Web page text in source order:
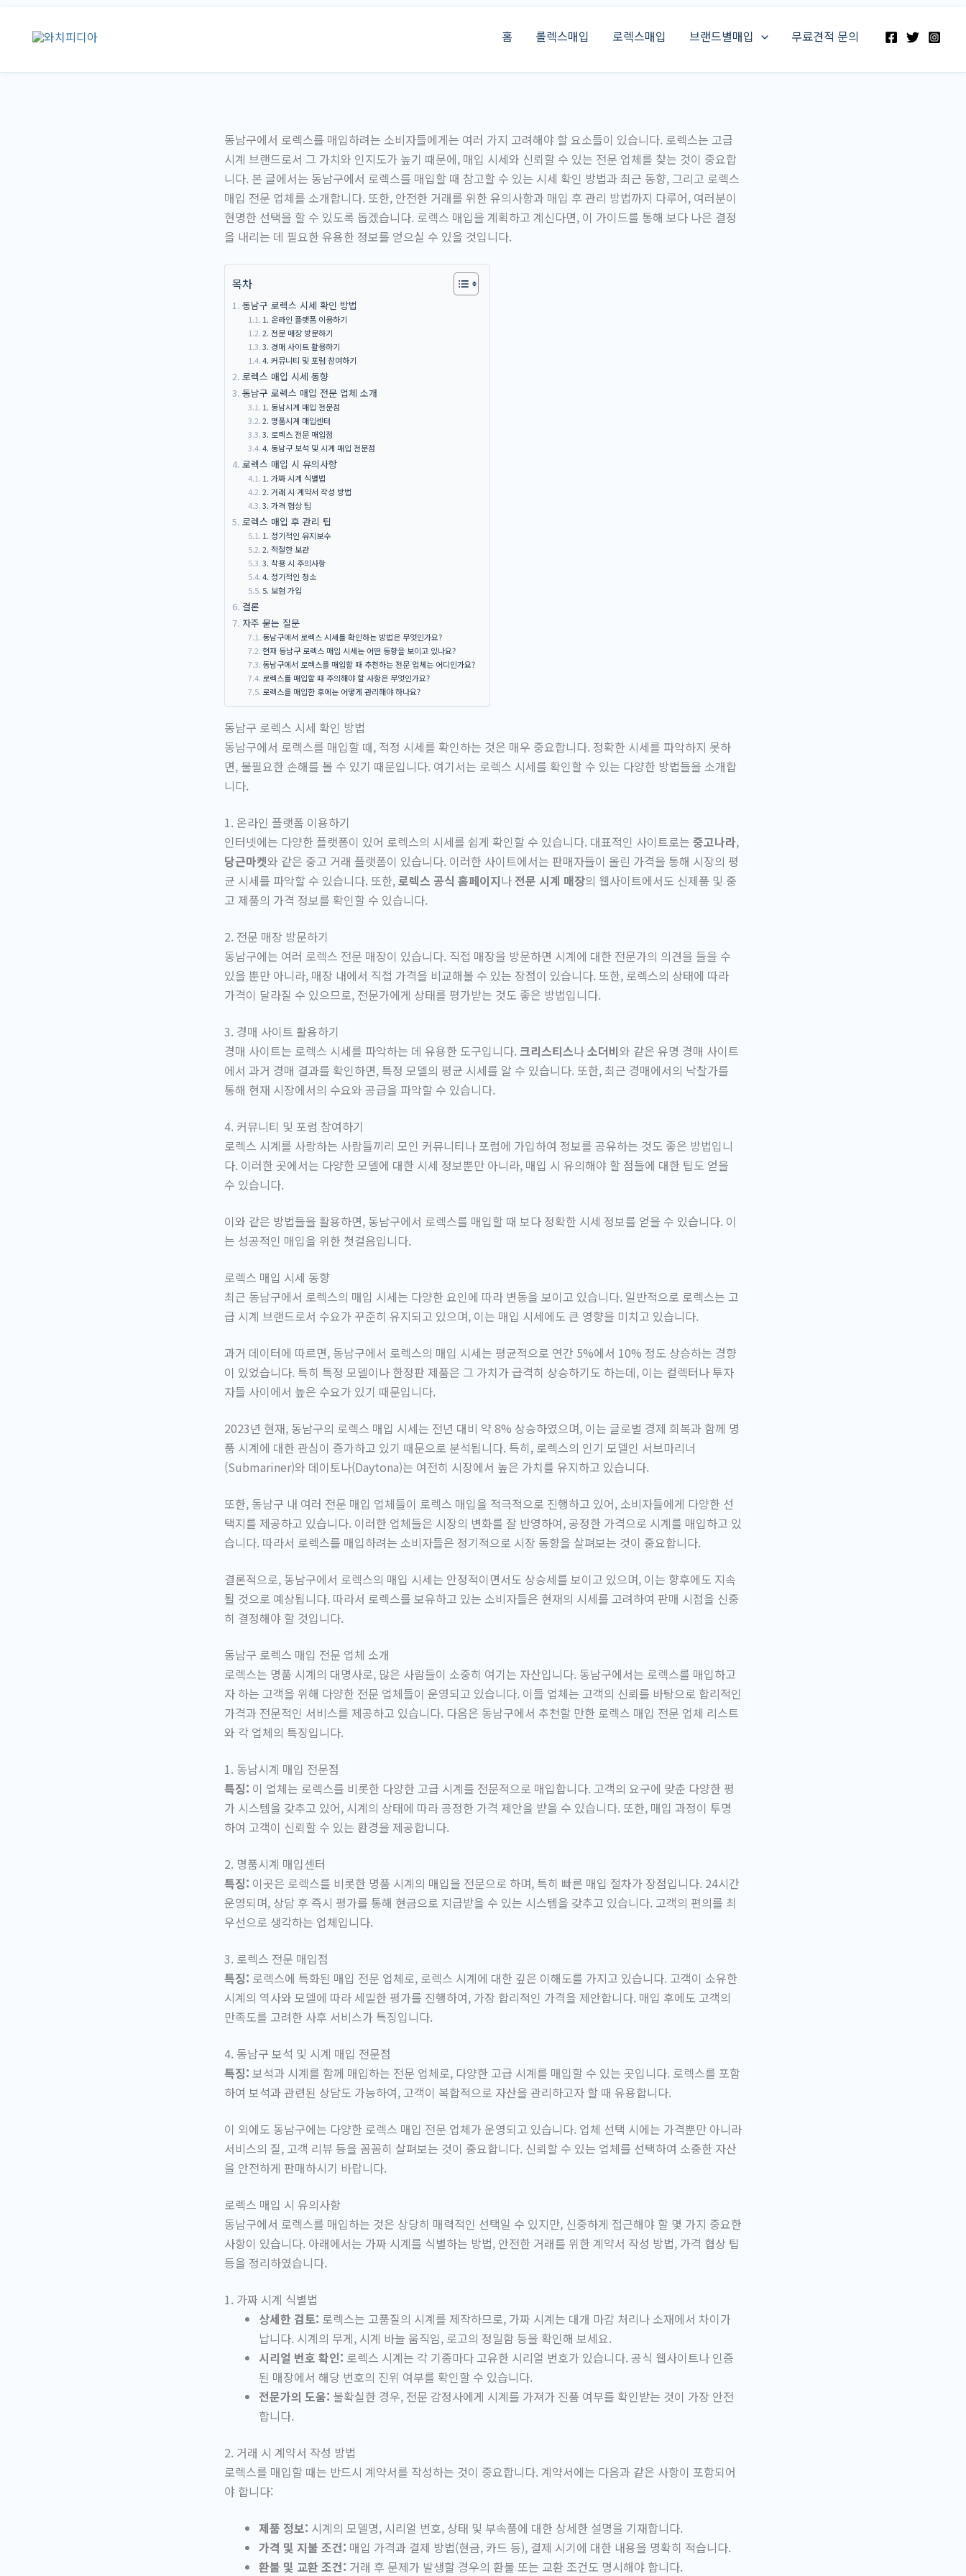
로
홈 롤렉스매입 로렉스매입 브랜드별매입 무료견적 문의
동남구에서 로렉스를 매입하려는 소비자들에게는 여러 가지 고려해야 할 요소들이 있습니다. 로렉스는 고급
시계 브랜드로서 그 가치와 인지도가 높기 때문에, 매입 시세와 신뢰할 수 있는 전문 업체를 찾는 것이 중요합
니다. 본 글에서는 동남구에서 로렉스를 매입할 때 참고할 수 있는 시세 확인 방법과 최근 동향, 그리고 로렉스
매입 전문 업체를 소개합니다. 또한, 안전한 거래를 위한 유의사항과 매입 후 관리 방법까지 다루어, 여러분이
현명한 선택을 할 수 있도록 돕겠습니다. 로렉스 매입을 계획하고 계신다면, 이 가이드를 통해 보다 나은 결정
을 내리는 데 필요한 유용한 정보를 얻으실 수 있을 것입니다.
목차
동남구 로렉스 시세 확인 방법
1. 온라인 플랫폼 이용하기
2. 전문 매장 방문하기
3. 경매 사이트 활용하기
4. 커뮤니티 및 포럼 참여하기
로렉스 매입 시세 동향
동남구 로렉스 매입 전문 업체 소개
1. 동남시계 매입 전문점
2. 명품시계 매입센터
3. 로렉스 전문 매입점
4. 동남구 보석 및 시계 매입 전문점
로렉스 매입 시 유의사항
1. 가짜 시계 식별법
2. 거래 시 계약서 작성 방법
3. 가격 협상 팁
로렉스 매입 후 관리 팁
1. 정기적인 유지보수
2. 적절한 보관
3. 착용 시 주의사항
4. 정기적인 청소
5. 보험 가입
결론
자주 묻는 질문
동남구에서 로렉스 시세를 확인하는 방법은 무엇인가요?
현재 동남구 로렉스 매입 시세는 어떤 동향을 보이고 있나요?
동남구에서 로렉스를 매입할 때 추천하는 전문 업체는 어디인가요?
로렉스를 매입할 때 주의해야 할 사항은 무엇인가요?
로렉스를 매입한 후에는 어떻게 관리해야 하나요?
동남구 로렉스 시세 확인 방법
동남구에서 로렉스를 매입할 때, 적정 시세를 확인하는 것은 매우 중요합니다. 정확한 시세를 파악하지 못하
면, 불필요한 손해를 볼 수 있기 때문입니다. 여기서는 로렉스 시세를 확인할 수 있는 다양한 방법들을 소개합
니다.
1. 온라인 플랫폼 이용하기
인터넷에는 다양한 플랫폼이 있어 로렉스의 시세를 쉽게 확인할 수 있습니다. 대표적인 사이트로는 중고나라,
당근마켓와 같은 중고 거래 플랫폼이 있습니다. 이러한 사이트에서는 판매자들이 올린 가격을 통해 시장의 평
균 시세를 파악할 수 있습니다. 또한,로렉스 공식 홈페이지나 전문 시계 매장의 웹사이트에서도 신제품 및 중
고 제품의 가격 정보를 확인할 수 있습니다.
2. 전문 매장 방문하기
동남구에는 여러 로렉스 전문 매장이 있습니다. 직접 매장을 방문하면 시계에 대한 전문가의 의견을 들을 수
있을 뿐만 아니라, 매장 내에서 직접 가격을 비교해볼 수 있는 장점이 있습니다. 또한, 로렉스의 상태에 따라
가격이 달라질 수 있으므로, 전문가에게 상태를 평가받는 것도 좋은 방법입니다.
3. 경매 사이트 활용하기
경매 사이트는 로렉스 시세를 파악하는 데 유용한 도구입니다.크리스티스나소더비와 같은 유명 경매 사이트
에서 과거 경매 결과를 확인하면, 특정 모델의 평균 시세를 알 수 있습니다. 또한, 최근 경매에서의 낙찰가를
통해 현재 시장에서의 수요와 공급을 파악할 수 있습니다.
4. 커뮤니티 및 포럼 참여하기
로렉스 시계를 사랑하는 사람들끼리 모인 커뮤니티나 포럼에 가입하여 정보를 공유하는 것도 좋은 방법입니
다. 이러한 곳에서는 다양한 모델에 대한 시세 정보뿐만 아니라, 매입 시 유의해야 할 점들에 대한 팁도 얻을
수 있습니다.
이와 같은 방법들을 활용하면, 동남구에서 로렉스를 매입할 때 보다 정확한 시세 정보를 얻을 수 있습니다. 이
는 성공적인 매입을 위한 첫걸음입니다.
로렉스 매입 시세 동향
최근 동남구에서 로렉스의 매입 시세는 다양한 요인에 따라 변동을 보이고 있습니다. 일반적으로 로렉스는 고
급 시계 브랜드로서 수요가 꾸준히 유지되고 있으며, 이는 매입 시세에도 큰 영향을 미치고 있습니다.
과거 데이터에 따르면, 동남구에서 로렉스의 매입 시세는 평균적으로 연간 5%에서 10% 정도 상승하는 경향
이 있었습니다. 특히 특정 모델이나 한정판 제품은 그 가치가 급격히 상승하기도 하는데, 이는 컬렉터나 투자
자들 사이에서 높은 수요가 있기 때문입니다.
2023년 현재, 동남구의 로렉스 매입 시세는 전년 대비 약 8% 상승하였으며, 이는 글로벌 경제 회복과 함께 명
품 시계에 대한 관심이 증가하고 있기 때문으로 분석됩니다. 특히, 로렉스의 인기 모델인 서브마리너
(Submariner)와 데이토나(Daytona)는 여전히 시장에서 높은 가치를 유지하고 있습니다.
또한, 동남구 내 여러 전문 매입 업체들이 로렉스 매입을 적극적으로 진행하고 있어, 소비자들에게 다양한 선
택지를 제공하고 있습니다. 이러한 업체들은 시장의 변화를 잘 반영하여, 공정한 가격으로 시계를 매입하고 있
습니다. 따라서 로렉스를 매입하려는 소비자들은 정기적으로 시장 동향을 살펴보는 것이 중요합니다.
결론적으로, 동남구에서 로렉스의 매입 시세는 안정적이면서도 상승세를 보이고 있으며, 이는 향후에도 지속
될 것으로 예상됩니다. 따라서 로렉스를 보유하고 있는 소비자들은 현재의 시세를 고려하여 판매 시점을 신중
히 결정해야 할 것입니다.
동남구 로렉스 매입 전문 업체 소개
로렉스는 명품 시계의 대명사로, 많은 사람들이 소중히 여기는 자산입니다. 동남구에서는 로렉스를 매입하고
자 하는 고객을 위해 다양한 전문 업체들이 운영되고 있습니다. 이들 업체는 고객의 신뢰를 바탕으로 합리적인
가격과 전문적인 서비스를 제공하고 있습니다. 다음은 동남구에서 추천할 만한 로렉스 매입 전문 업체 리스트
와 각 업체의 특징입니다.
1. 동남시계 매입 전문점
특징: 이 업체는 로렉스를 비롯한 다양한 고급 시계를 전문적으로 매입합니다. 고객의 요구에 맞춘 다양한 평
가 시스템을 갖추고 있어, 시계의 상태에 따라 공정한 가격 제안을 받을 수 있습니다. 또한, 매입 과정이 투명
하여 고객이 신뢰할 수 있는 환경을 제공합니다.
2. 명품시계 매입센터
특징: 이곳은 로렉스를 비롯한 명품 시계의 매입을 전문으로 하며, 특히 빠른 매입 절차가 장점입니다. 24시간
운영되며, 상담 후 즉시 평가를 통해 현금으로 지급받을 수 있는 시스템을 갖추고 있습니다. 고객의 편의를 최
우선으로 생각하는 업체입니다.
3. 로렉스 전문 매입점
특징: 로렉스에 특화된 매입 전문 업체로, 로렉스 시계에 대한 깊은 이해도를 가지고 있습니다. 고객이 소유한
시계의 역사와 모델에 따라 세밀한 평가를 진행하여, 가장 합리적인 가격을 제안합니다. 매입 후에도 고객의
만족도를 고려한 사후 서비스가 특징입니다.
4. 동남구 보석 및 시계 매입 전문점
특징: 보석과 시계를 함께 매입하는 전문 업체로, 다양한 고급 시계를 매입할 수 있는 곳입니다. 로렉스를 포함
하여 보석과 관련된 상담도 가능하여, 고객이 복합적으로 자산을 관리하고자 할 때 유용합니다.
이 외에도 동남구에는 다양한 로렉스 매입 전문 업체가 운영되고 있습니다. 업체 선택 시에는 가격뿐만 아니라
서비스의 질, 고객 리뷰 등을 꼼꼼히 살펴보는 것이 중요합니다. 신뢰할 수 있는 업체를 선택하여 소중한 자산
을 안전하게 판매하시기 바랍니다.
로렉스 매입 시 유의사항
동남구에서 로렉스를 매입하는 것은 상당히 매력적인 선택일 수 있지만, 신중하게 접근해야 할 몇 가지 중요한
사항이 있습니다. 아래에서는 가짜 시계를 식별하는 방법, 안전한 거래를 위한 계약서 작성 방법, 가격 협상 팁
등을 정리하였습니다.
1. 가짜 시계 식별법
상세한 검토: 로렉스는 고품질의 시계를 제작하므로, 가짜 시계는 대개 마감 처리나 소재에서 차이가
납니다. 시계의 무게, 시계 바늘 움직임, 로고의 정밀함 등을 확인해 보세요.
시리얼 번호 확인: 로렉스 시계는 각 기종마다 고유한 시리얼 번호가 있습니다. 공식 웹사이트나 인증
된 매장에서 해당 번호의 진위 여부를 확인할 수 있습니다.
전문가의 도움: 불확실한 경우, 전문 감정사에게 시계를 가져가 진품 여부를 확인받는 것이 가장 안전
합니다.
2. 거래 시 계약서 작성 방법
로렉스를 매입할 때는 반드시 계약서를 작성하는 것이 중요합니다. 계약서에는 다음과 같은 사항이 포함되어
야 합니다:
제품 정보: 시계의 모델명, 시리얼 번호, 상태 및 부속품에 대한 상세한 설명을 기재합니다.
가격 및 지불 조건: 매입 가격과 결제 방법(현금, 카드 등), 결제 시기에 대한 내용을 명확히 적습니다.
환불 및 교환 조건: 거래 후 문제가 발생할 경우의 환불 또는 교환 조건도 명시해야 합니다.